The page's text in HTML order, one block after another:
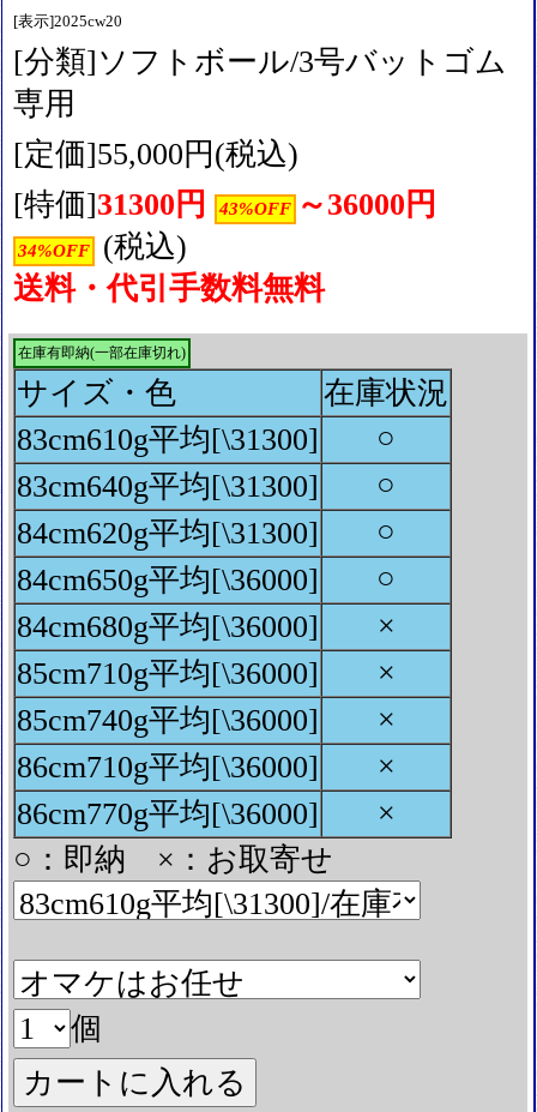
[表示]2025cw20
[分類]ソフトボール/3号バットゴム
専用
[定価]55,000円(税込)
[特価]31300円 43%OFF ～36000円
34%OFF
(税込)
送料・代引手数料無料
在庫有即納(一部在庫切れ)
サイズ・色
在庫状況
83cm610g平均[\31300]
○
83cm640g平均[\31300]
○
84cm620g平均[\31300]
○
84cm650g平均[\36000]
○
84cm680g平均[\36000]
×
85cm710g平均[\36000]
×
85cm740g平均[\36000]
×
86cm710g平均[\36000]
×
86cm770g平均[\36000]
×
○：即納 ×：お取寄せ
個